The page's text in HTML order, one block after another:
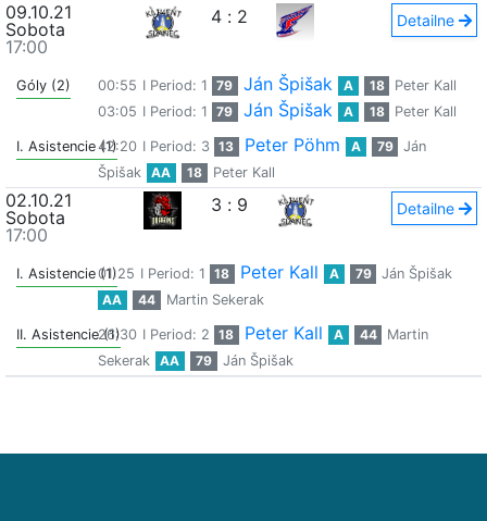
09.10.21
Sobota
17:00
4 : 2 Detailne
Góly (2) 00:55 I Period: 1 79 Ján Špišak A 18
Peter Kall
03:05 I Period: 1 79 Ján Špišak A 18 Peter Kall
I. Asistencie (1)42:20 I Period: 3 13 Peter Pöhm A 79
Ján
Špišak
AA 18 Peter Kall
02.10.21
Sobota
17:00
3 : 9 Detailne
I. Asistencie (1)01:25 I Period: 1 18 Peter Kall A 79
Ján Špišak
AA
44 Martin Sekerak
II. Asistencie (1)
26:30 I Period: 2 18 Peter Kall A 44
Martin
Sekerak
AA 79 Ján Špišak